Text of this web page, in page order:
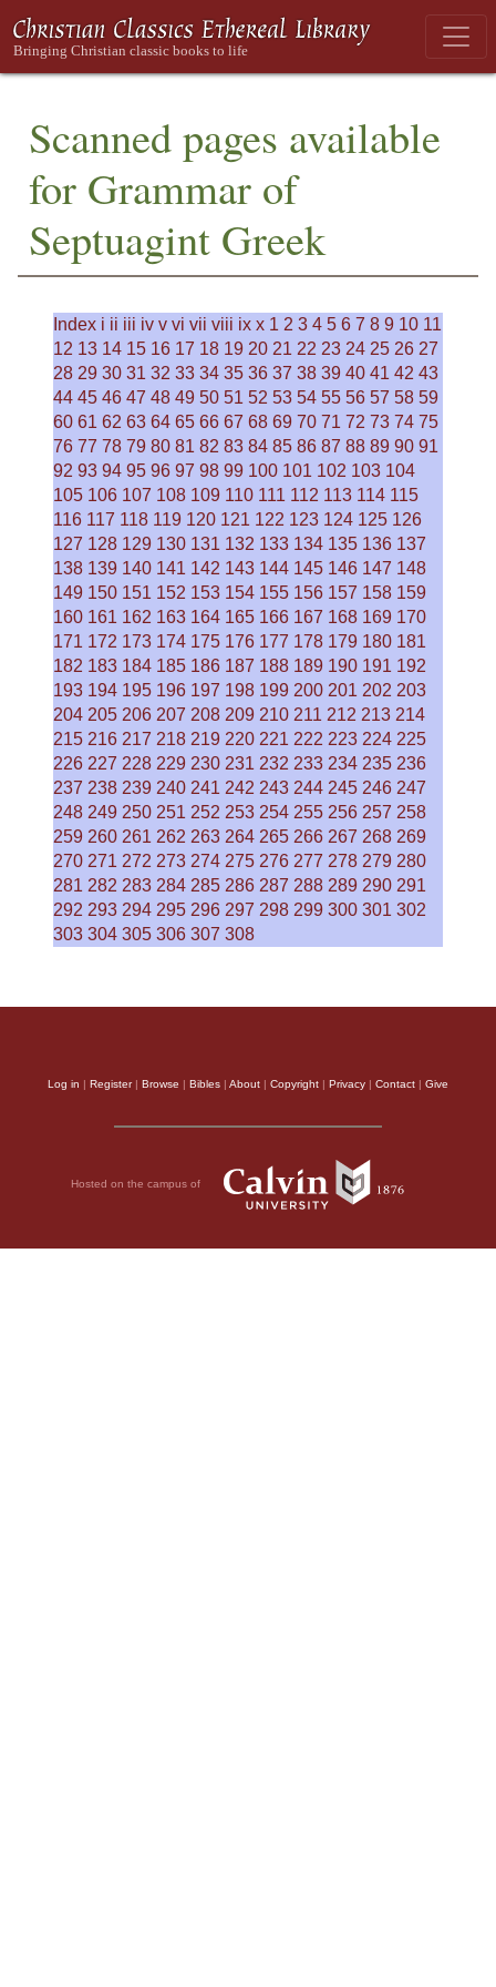
Scanned pages available
for Grammar of
Septuagint Greek
Index i ii iii iv v vi vii viii ix x 1 2 3 4 5 6 7 8 9 10 11
12 13 14 15 16 17 18 19 20 21 22 23 24 25 26 27
28 29 30 31 32 33 34 35 36 37 38 39 40 41 42 43
44 45 46 47 48 49 50 51 52 53 54 55 56 57 58 59
60 61 62 63 64 65 66 67 68 69 70 71 72 73 74 75
76 77 78 79 80 81 82 83 84 85 86 87 88 89 90 91
92 93 94 95 96 97 98 99 100 101 102 103 104
105 106 107 108 109 110 111 112 113 114 115
116 117 118 119 120 121 122 123 124 125 126
127 128 129 130 131 132 133 134 135 136 137
138 139 140 141 142 143 144 145 146 147 148
149 150 151 152 153 154 155 156 157 158 159
160 161 162 163 164 165 166 167 168 169 170
171 172 173 174 175 176 177 178 179 180 181
182 183 184 185 186 187 188 189 190 191 192
193 194 195 196 197 198 199 200 201 202 203
204 205 206 207 208 209 210 211 212 213 214
215 216 217 218 219 220 221 222 223 224 225
226 227 228 229 230 231 232 233 234 235 236
237 238 239 240 241 242 243 244 245 246 247
248 249 250 251 252 253 254 255 256 257 258
259 260 261 262 263 264 265 266 267 268 269
270 271 272 273 274 275 276 277 278 279 280
281 282 283 284 285 286 287 288 289 290 291
292 293 294 295 296 297 298 299 300 301 302
303 304 305 306 307 308
Log in | Register| Browse | Bibles | About | Copyright | Privacy | Contact | Give
Hosted on the campus of